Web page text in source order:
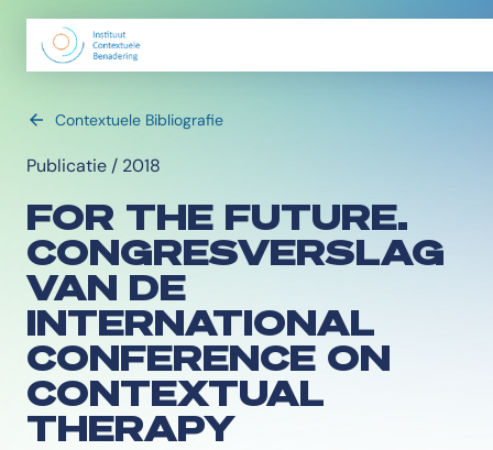
Contextuele Bibliografie
Publicatie / 2018
FOR THE FUTURE.
CONGRESVERSLAG
VAN DE
INTERNATIONAL
CONFERENCE ON
CONTEXTUAL
THERAPY